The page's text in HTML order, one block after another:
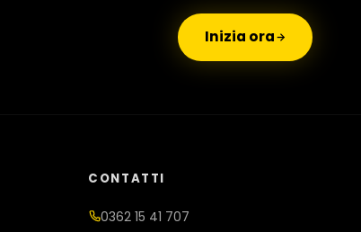
Inizia ora
CONTATTI
0362 15 41 707